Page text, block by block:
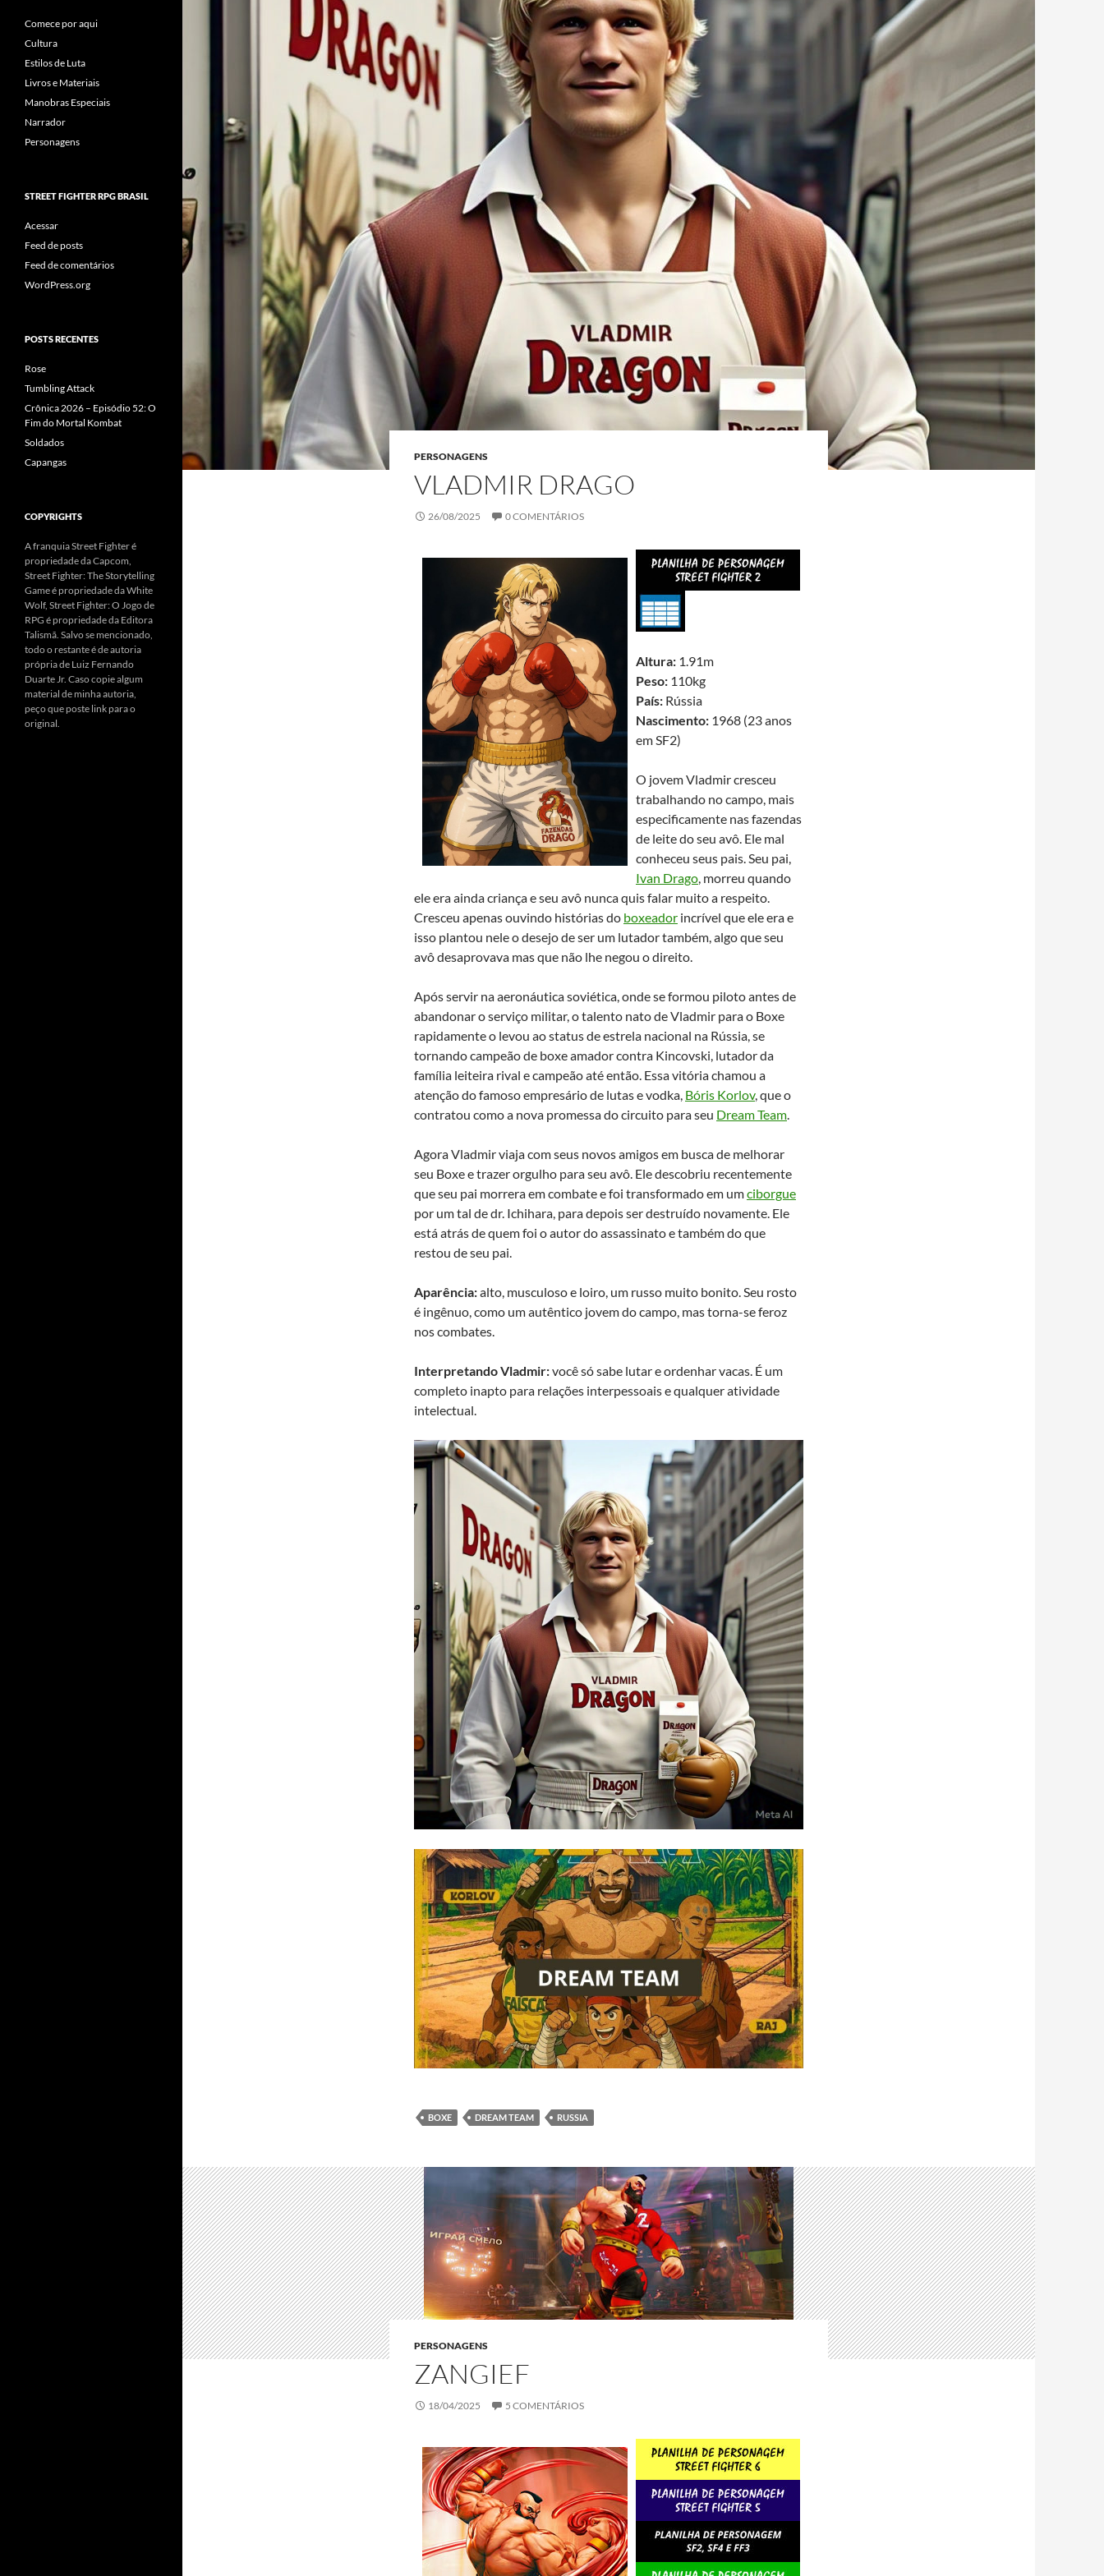
PERSONAGENS
VLADMIR DRAGO
26/08/2025 0 COMENTÁRIOS
Altura: 1.91m
Peso: 110kg
País: Rússia
Nascimento: 1968 (23 anos
em SF2)
O jovem Vladmir cresceu
trabalhando no campo, mais
especificamente nas fazendas
de leite do seu avô. Ele mal
conheceu seus pais. Seu pai,
Ivan Drago, morreu quando
ele era ainda criança e seu avô nunca quis falar muito a respeito.
Cresceu apenas ouvindo histórias do boxeador incrível que ele era e
isso plantou nele o desejo de ser um lutador também, algo que seu
avô desaprovava mas que não lhe negou o direito.
Após servir na aeronáutica soviética, onde se formou piloto antes de
abandonar o serviço militar, o talento nato de Vladmir para o Boxe
rapidamente o levou ao status de estrela nacional na Rússia, se
tornando campeão de boxe amador contra Kincovski, lutador da
família leiteira rival e campeão até então. Essa vitória chamou a
atenção do famoso empresário de lutas e vodka, Bóris Korlov, que o
contratou como a nova promessa do circuito para seu Dream Team.
Agora Vladmir viaja com seus novos amigos em busca de melhorar
seu Boxe e trazer orgulho para seu avô. Ele descobriu recentemente
que seu pai morrera em combate e foi transformado em umciborgue
por um tal de dr. Ichihara, para depois ser destruído novamente. Ele
está atrás de quem foi o autor do assassinato e também do que
restou de seu pai.
Aparência:alto, musculoso e loiro, um russo muito bonito. Seu rosto
é ingênuo, como um autêntico jovem do campo, mas torna-se feroz
nos combates.
Interpretando Vladmir:você só sabe lutar e ordenhar vacas. É um
completo inapto para relações interpessoais e qualquer atividade
intelectual.
BOXE DREAM TEAM RUSSIA
PERSONAGENS
ZANGIEF
18/04/2025 5 COMENTÁRIOS
Comece por aqui
Cultura
Estilos de Luta
Livros e Materiais
Manobras Especiais
Narrador
Personagens
STREET FIGHTER RPG BRASIL
Acessar
Feed de posts
Feed de comentários
WordPress.org
POSTS RECENTES
Rose
Tumbling Attack
Crônica 2026 – Episódio 52: O
Fim do Mortal Kombat
Soldados
Capangas
COPYRIGHTS
A franquia Street Fighter é
propriedade da Capcom,
Street Fighter: The Storytelling
Game é propriedade da White
Wolf, Street Fighter: O Jogo de
RPG é propriedade da Editora
Talismã. Salvo se mencionado,
todo o restante é de autoria
própria de Luiz Fernando
Duarte Jr. Caso copie algum
material de minha autoria,
peço que poste link para o
original.